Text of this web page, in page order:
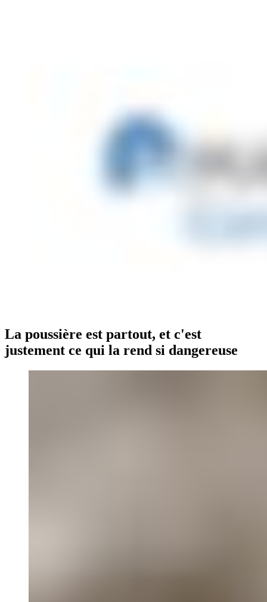
La poussière est partout, et c'est
justement ce qui la rend si dangereuse